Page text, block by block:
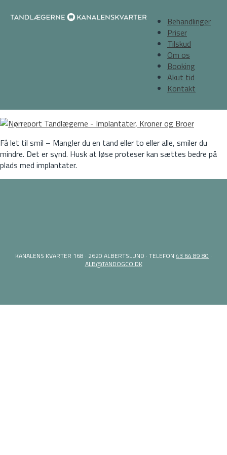
Behandlinger
Priser
Tilskud
Om os
Booking
Akut tid
Kontakt
Få let til smil – Mangler du en tand eller to eller alle, smiler du
mindre. Det er synd. Husk at løse proteser kan sættes bedre på
plads med implantater.
KANALENS KVARTER 168 · 2620 ALBERTSLUND · TELEFON 43 64 89 80 ·
ALB@TANDOGCO.DK